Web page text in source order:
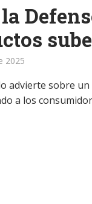
2025
advierte sobre
a los